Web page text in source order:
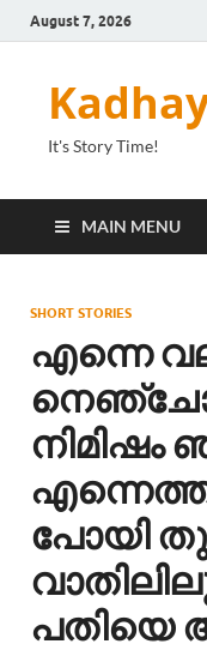
August 7, 2026
It's Story Time!
MAIN MENU
SHORT STORIES
എന്നെ
നിമിഷം
പോയി
പതിയെ